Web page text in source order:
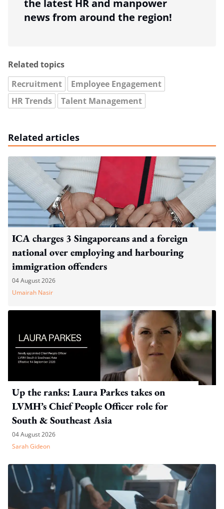
the latest HR and manpower
news from around the region!
Related topics
Recruitment
Employee Engagement
HR Trends
Talent Management
Related articles
ICA charges 3 Singaporeans and a foreign
national over employing and harbouring
immigration offenders
04 August 2026
Umairah Nasir
Up the ranks: Laura Parkes takes on
LVMH’s Chief People Officer role for
South & Southeast Asia
04 August 2026
Sarah Gideon